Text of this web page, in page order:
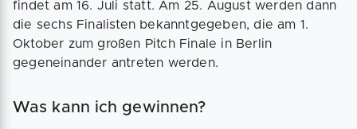
findet am 16. Juli statt. Am 25. August werden dann
die sechs Finalisten bekanntgegeben, die am 1.
Oktober zum großen Pitch Finale in Berlin
gegeneinander antreten werden.
Was kann ich gewinnen?